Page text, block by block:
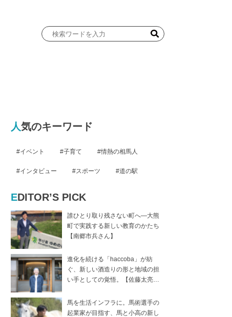
検
人気のキーワード
イベント 子育て 情熱の相馬人
インタビュー スポーツ 道の駅
EDITOR’S PICK
誰ひとり取り残さない町へ―大熊
町で実践する新しい教育のかたち
【南郷市兵さん】
進化を続ける「haccoba」が紡
ぐ、新しい酒造りの形と地域の担
い手としての覚悟。【佐藤太亮さ
馬を生活インフラに。馬術選手の
起業家が目指す、馬と小高の新し